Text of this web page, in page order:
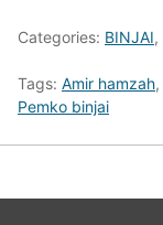
Categories: BINJAI,
Tags: Amir hamzah,
Pemko binjai